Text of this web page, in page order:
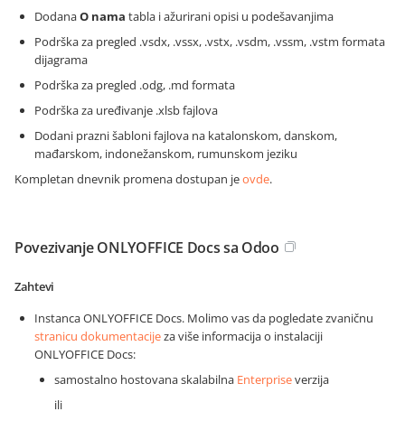
DodanaO nama tabla i ažurirani opisi u podešavanjima
Podrška za pregled .vsdx, .vssx, .vstx, .vsdm, .vssm, .vstm formata
dijagrama
Podrška za pregled .odg, .md formata
Podrška za uređivanje .xlsb fajlova
Dodani prazni šabloni fajlova na katalonskom, danskom,
mađarskom, indonežanskom, rumunskom jeziku
Kompletan dnevnik promena dostupan jeovde.
Povezivanje ONLYOFFICE Docs sa Odoo
Zahtevi
Instanca ONLYOFFICE Docs. Molimo vas da pogledate zvaničnu
stranicu dokumentacijeza više informacija o instalaciji
ONLYOFFICE Docs:
samostalno hostovana skalabilna Enterpriseverzija
ili